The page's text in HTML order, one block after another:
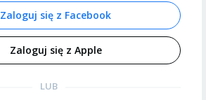
Zaloguj się z Facebook
Zaloguj się z Apple
LUB